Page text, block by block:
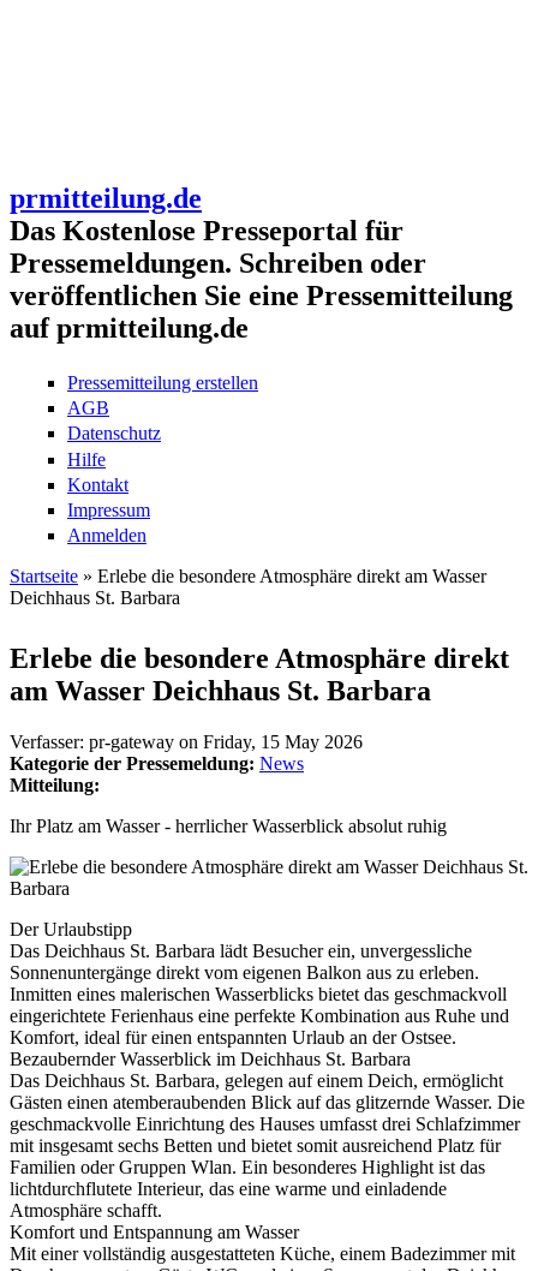
prmitteilung.de
Das Kostenlose Presseportal für
Pressemeldungen. Schreiben oder
veröffentlichen Sie eine Pressemitteilung
auf prmitteilung.de
Pressemitteilung erstellen
AGB
Datenschutz
Hilfe
Kontakt
Impressum
Anmelden
Sie sind hier
Startseite » Erlebe die besondere Atmosphäre direkt am Wasser
Deichhaus St. Barbara
Erlebe die besondere Atmosphäre direkt
am Wasser Deichhaus St. Barbara
Verfasser: pr-gateway on Friday, 15 May 2026
Kategorie der Pressemeldung: News
Mitteilung:
Ihr Platz am Wasser - herrlicher Wasserblick absolut ruhig
Der Urlaubstipp
Das Deichhaus St. Barbara lädt Besucher ein, unvergessliche
Sonnenuntergänge direkt vom eigenen Balkon aus zu erleben.
Inmitten eines malerischen Wasserblicks bietet das geschmackvoll
eingerichtete Ferienhaus eine perfekte Kombination aus Ruhe und
Komfort, ideal für einen entspannten Urlaub an der Ostsee.
Bezaubernder Wasserblick im Deichhaus St. Barbara
Das Deichhaus St. Barbara, gelegen auf einem Deich, ermöglicht
Gästen einen atemberaubenden Blick auf das glitzernde Wasser. Die
geschmackvolle Einrichtung des Hauses umfasst drei Schlafzimmer
mit insgesamt sechs Betten und bietet somit ausreichend Platz für
Familien oder Gruppen Wlan. Ein besonderes Highlight ist das
lichtdurchflutete Interieur, das eine warme und einladende
Atmosphäre schafft.
Komfort und Entspannung am Wasser
Mit einer vollständig ausgestatteten Küche, einem Badezimmer mit